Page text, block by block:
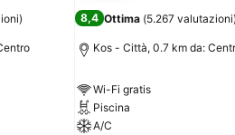
) 8,4 Ottima (5.267 valutazioni)
Kos - Città, 0.7 km da:
Wi-Fi gratis
Piscina
A/C